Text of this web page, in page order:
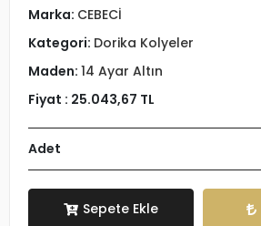
Marka: CEBECİ
Kategori: Dorika Kolyeler
Maden: 14 Ayar Altın
Fiyat : 25.043,67 TL
Adet
Sepete Ekle